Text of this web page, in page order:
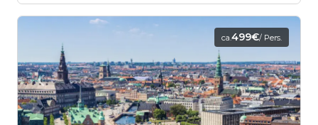
ca.499€/ Pers.